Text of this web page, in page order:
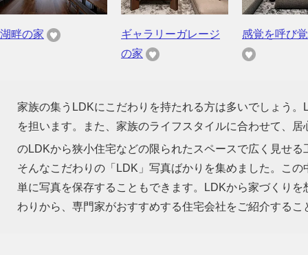
湖畔の家
ギャラリーガレージ
の家
感覚を呼び
家族の集うLDKにこだわりを持たれる方は多いでしょう
を担います。また、家族のライフスタイルに合わせて、
のLDKから狭小住宅などの限られたスペースで広く見せ
そんなこだわりの「LDK」写真ばかりを集めました。こ
単に写真を保存することもできます。LDKから家づくり
わりから、専門家がおすすめする住宅会社をご紹介するこ